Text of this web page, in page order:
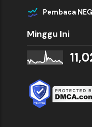
Pembaca
Minggu Ini